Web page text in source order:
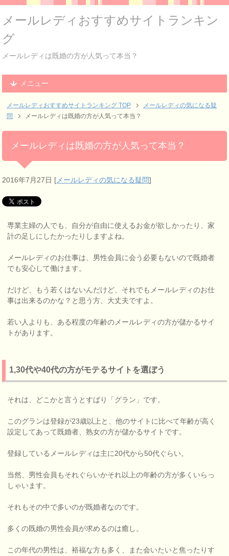
メールレディおすすめサイトランキン
グ
メールレディは既婚の方が人気って本当？
メニュー
メールレディおすすめサイトランキング TOP
メールレディの気になる疑
問
メールレディは既婚の方が人気って本当？
メールレディは既婚の方が人気って本当？
2016年7月27日 [メールレディの気になる疑問]
専業主婦の人でも、自分が自由に使えるお金が欲しかったり、家
計の足しにしたかったりしますよね。
メールレディのお仕事は、男性会員に会う必要もないので既婚者
でも安心して働けます。
だけど、もう若くはないんだけど、それでもメールレディのお仕
事は出来るのかな？と思う方、大丈夫ですよ。
若い人よりも、ある程度の年齢のメールレディの方が儲かるサイ
トがあります。
1,30代や40代の方がモテるサイトを選ぼう
それは、どこかと言うとすばり「グラン」です。
このグランは登録が23歳以上と、他のサイトに比べて年齢が高く
設定してあって既婚者、熟女の方が儲かるサイトです。
登録しているメールレディは主に20代から50代ぐらい。
当然、男性会員もそれぐらいかそれ以上の年齢の方が多くいらっ
しゃいます。
それもその中で多いのが既婚者なのです。
多くの既婚の男性会員が求めるのは癒し。
この年代の男性は、裕福な方も多く、また会いたいと焦ったりす